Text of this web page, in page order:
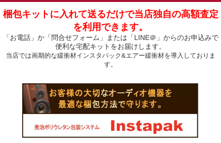
梱包キットに入れて送るだけで当店独自の高額査定
を利用できます。
「お電話」か「問合せフォーム」または「LINE＠」からのお申込みで
便利な宅配キットをお届けします。
当店では画期的な緩衝材インスタパック&エアー緩衝材を導入しておりま
す。